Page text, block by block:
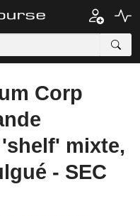
Corp
mixte,
- SEC